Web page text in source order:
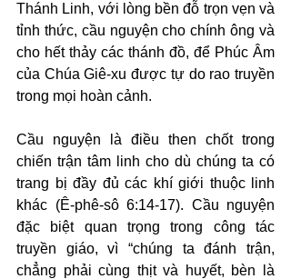
Thánh Linh, với lòng bền đỗ trọn vẹn và
tỉnh thức, cầu nguyện cho chính ông và
cho hết thảy các thánh đồ, để Phúc Âm
của Chúa Giê-xu được tự do rao truyền
trong mọi hoàn cảnh.
Cầu nguyện là điều then chốt trong
chiến trận tâm linh cho dù chúng ta có
trang bị đầy đủ các khí giới thuộc linh
khác (Ê-phê-sô 6:14-17). Cầu nguyện
đặc biệt quan trọng trong công tác
truyền giáo, vì “chúng ta đánh trận,
chẳng phải cùng thịt và huyết, bèn là